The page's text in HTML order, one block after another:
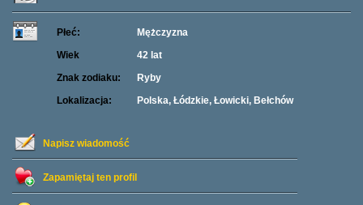
Napisz wiadomość
Zapamiętaj ten profil
Płeć:
Mężczyzna
Wiek
42 lat
Znak zodiaku:
Ryby
Lokalizacja:
Polska, Łódzkie, Łowicki, Bełchów